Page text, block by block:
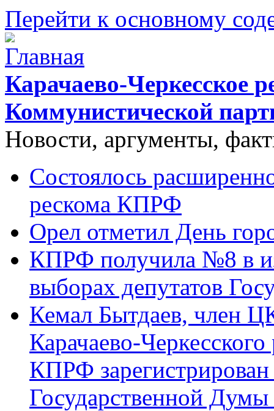
Перейти к основному
Карачаево-Черкесское
Коммунистической
Новости, аргументы,
Состоялось
рескома КПРФ
Орел отметил День
КПРФ получила №8 в
выборах депутатов
Кемал Бытдаев, член
Карачаево-
КПРФ
Государственной